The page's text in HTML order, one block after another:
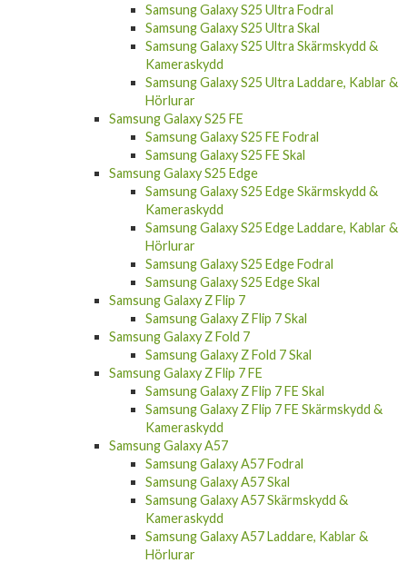
Samsung Galaxy S25 Ultra Fodral
Samsung Galaxy S25 Ultra Skal
Samsung Galaxy S25 Ultra Skärmskydd &
Kameraskydd
Samsung Galaxy S25 Ultra Laddare, Kablar &
Hörlurar
Samsung Galaxy S25 FE
Samsung Galaxy S25 FE Fodral
Samsung Galaxy S25 FE Skal
Samsung Galaxy S25 Edge
Samsung Galaxy S25 Edge Skärmskydd &
Kameraskydd
Samsung Galaxy S25 Edge Laddare, Kablar &
Hörlurar
Samsung Galaxy S25 Edge Fodral
Samsung Galaxy S25 Edge Skal
Samsung Galaxy Z Flip 7
Samsung Galaxy Z Flip 7 Skal
Samsung Galaxy Z Fold 7
Samsung Galaxy Z Fold 7 Skal
Samsung Galaxy Z Flip 7 FE
Samsung Galaxy Z Flip 7 FE Skal
Samsung Galaxy Z Flip 7 FE Skärmskydd &
Kameraskydd
Samsung Galaxy A57
Samsung Galaxy A57 Fodral
Samsung Galaxy A57 Skal
Samsung Galaxy A57 Skärmskydd &
Kameraskydd
Samsung Galaxy A57 Laddare, Kablar &
Hörlurar